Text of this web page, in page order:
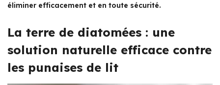
éliminer efficacement et en toute sécurité.
La terre de diatomées : une
solution naturelle efficace contre
les punaises de lit